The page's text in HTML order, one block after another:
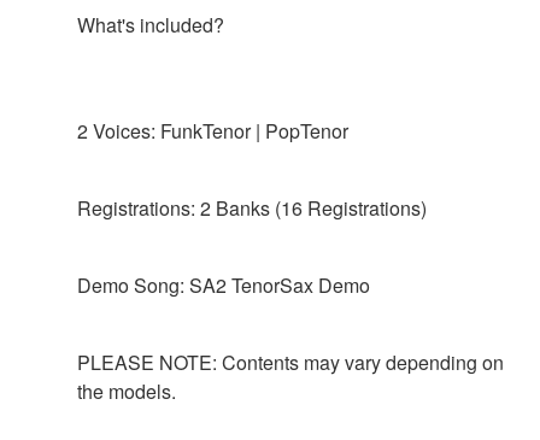
What's included?
2 Voices: FunkTenor | PopTenor
Registrations: 2 Banks (16 Registrations)
Demo Song: SA2 TenorSax Demo
PLEASE NOTE: Contents may vary depending on
the models.